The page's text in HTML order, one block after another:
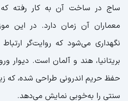
ساج در ساخت آن به کار رفته
معماران آن زمان دارد. در این
نگهداری می‌شود که روایت‌گر
بریتانیا، هند و آلمان است.
حفظ حریم اندرونی طراحی شده، که
سنتی را به‌خوبی نمایش می‌دهد.